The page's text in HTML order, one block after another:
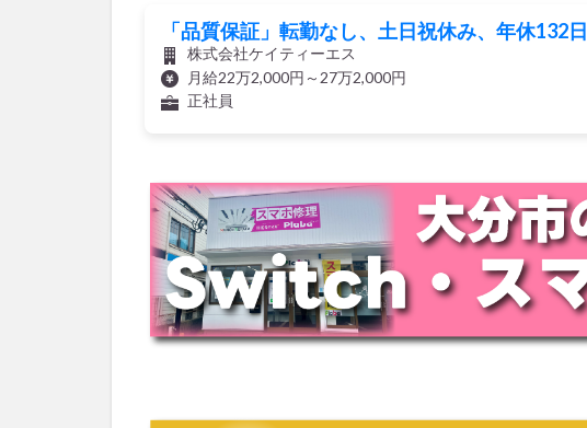
「品質保証」転勤なし、土日祝休み、年休132日
株式会社ケイティーエス
月給22万2,000円～27万2,000円
正社員